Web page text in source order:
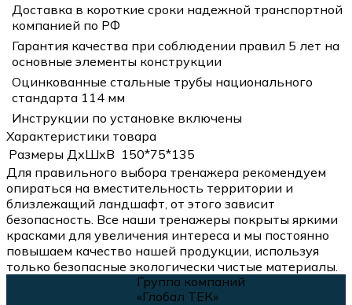
Доставка в короткие сроки надежной транспортной
компанией по РФ
Гарантия качества при соблюдении правил 5 лет на
основные элементы конструкции
Оцинкованные стальные трубы национального
стандарта 114 мм
Инструкции по установке включены
Характеристики товара
Размеры ДхШхВ 150*75*135
Для правильного выбора тренажера рекомендуем
опираться на вместительность территории и
близлежащий ландшафт, от этого зависит
безопасность. Все наши тренажеры покрыты яркими
красками для увеличения интереса и мы постоянно
повышаем качество нашей продукции, используя
только безопасные экологически чистые материалы.
Группа компаний
«Глобал ТЕК»